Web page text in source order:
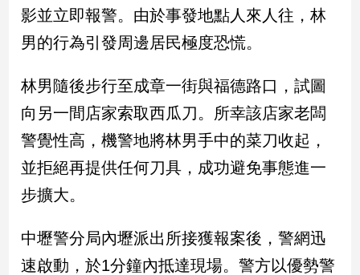
品
觀
民
調
國
會
焦
點
觀
點
影並立即報警。由於事發地點人來人往，林
男的行為引發周邊居民極度恐慌。
林男隨後步行至成章一街與福德路口，試圖
向另一間店家索取西瓜刀。所幸該店家老闆
警覺性高，機警地將林男手中的菜刀收起，
並拒絕再提供任何刀具，成功避免事態進一
步擴大。
中壢警分局內壢派出所接獲報案後，警網迅
速啟動，於1分鐘內抵達現場。警方以優勢警